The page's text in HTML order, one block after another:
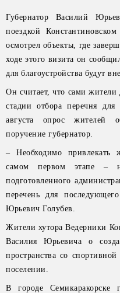
Губернатор Василий
поездкой
осмотрел объекты, где
ходе этого визита он
для благоустройства будут
Он считает, что сами
стадии отбора перечня
августа опрос жителей
поручение губернатор.
– Необходимо привлекать
самом первом этапе –
подготовленного
перечень для
Юрьевич Голубев.
Жители хутора Ведерники
Василия Юрьевича о
пространства со
поселении.
В городе Семикаракорске